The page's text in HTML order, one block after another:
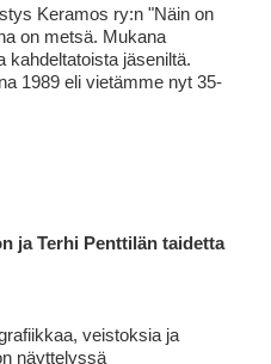
Keramos ry:n "Näin on
on metsä. Mukana
kahdeltatoista jäseniltä.
1989 eli vietämme nyt 35-
ja Terhi Penttilän taidetta
veistoksia ja
näyttelyssä